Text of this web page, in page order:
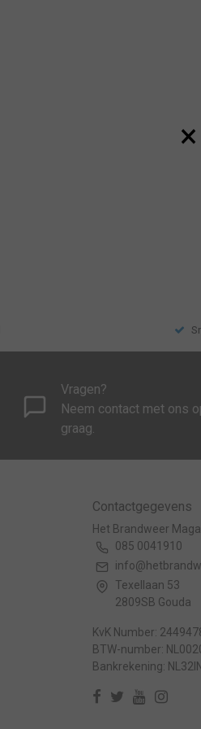
Vragen?
Neem contact met ons
graag.
Contactgegevens
Het Brandweer
085 0041910
Texellaan 53
2809SB Gouda
KvK Number:
BTW-number:
Bankrekening:
×